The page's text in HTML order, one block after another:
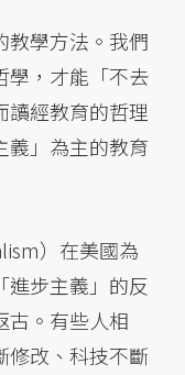
教學方法。我們
學，才能「不去
讀經教育的哲理
」為主的教育
）在美國為
進步主義」的反
古。有些人相
修改、科技不斷